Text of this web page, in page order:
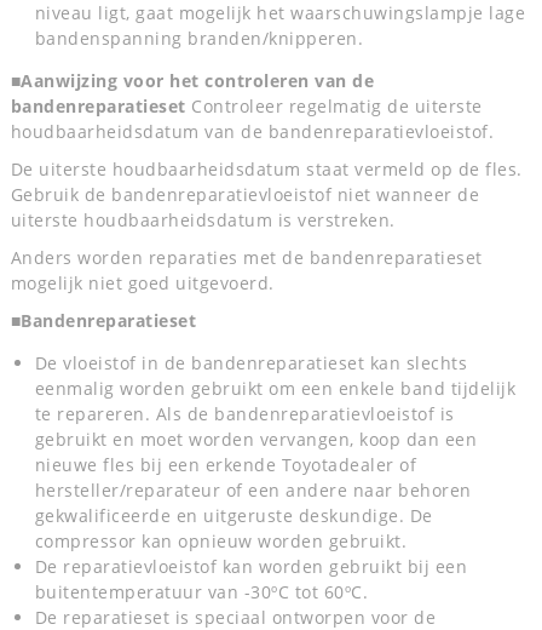
niveau ligt, gaat mogelijk het waarschuwingslampje lage
bandenspanning branden/knipperen.
■Aanwijzing voor het controleren van de
bandenreparatieset Controleer regelmatig de uiterste
houdbaarheidsdatum van de bandenreparatievloeistof.
De uiterste houdbaarheidsdatum staat vermeld op de fles.
Gebruik de bandenreparatievloeistof niet wanneer de
uiterste houdbaarheidsdatum is verstreken.
Anders worden reparaties met de bandenreparatieset
mogelijk niet goed uitgevoerd.
■Bandenreparatieset
De vloeistof in de bandenreparatieset kan slechts
eenmalig worden gebruikt om een enkele band tijdelijk
te repareren. Als de bandenreparatievloeistof is
gebruikt en moet worden vervangen, koop dan een
nieuwe fles bij een erkende Toyotadealer of
hersteller/reparateur of een andere naar behoren
gekwalificeerde en uitgeruste deskundige. De
compressor kan opnieuw worden gebruikt.
De reparatievloeistof kan worden gebruikt bij een
buitentemperatuur van -30ºC tot 60ºC.
De reparatieset is speciaal ontworpen voor de